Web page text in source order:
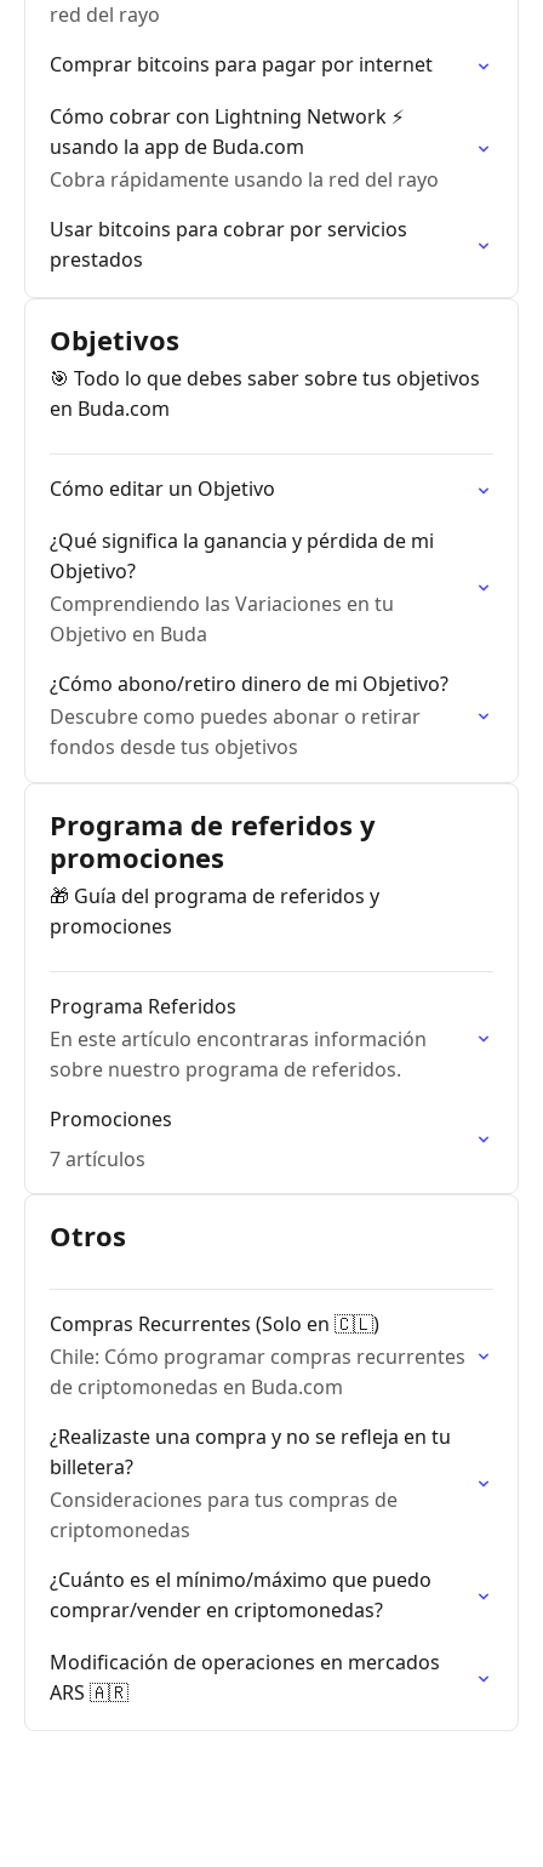
red del rayo
Comprar bitcoins para pagar por internet
Cómo cobrar con Lightning Network ⚡️
usando la app de Buda.com
Cobra rápidamente usando la red del rayo
Usar bitcoins para cobrar por servicios
prestados
Objetivos
🎯 Todo lo que debes saber sobre tus objetivos
en Buda.com
Cómo editar un Objetivo
¿Qué significa la ganancia y pérdida de mi
Objetivo?
Comprendiendo las Variaciones en tu
Objetivo en Buda
¿Cómo abono/retiro dinero de mi Objetivo?
Descubre como puedes abonar o retirar
fondos desde tus objetivos
Programa de referidos y
promociones
🎁 Guía del programa de referidos y
promociones
Programa Referidos
En este artículo encontraras información
sobre nuestro programa de referidos.
Promociones
7 artículos
Otros
Compras Recurrentes (Solo en 🇨🇱)
Chile: Cómo programar compras recurrentes
de criptomonedas en Buda.com
¿Realizaste una compra y no se refleja en tu
billetera?
Consideraciones para tus compras de
criptomonedas
¿Cuánto es el mínimo/máximo que puedo
comprar/vender en criptomonedas?
Modificación de operaciones en mercados
ARS 🇦🇷